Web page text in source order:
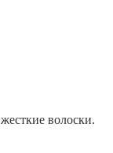
волоски.